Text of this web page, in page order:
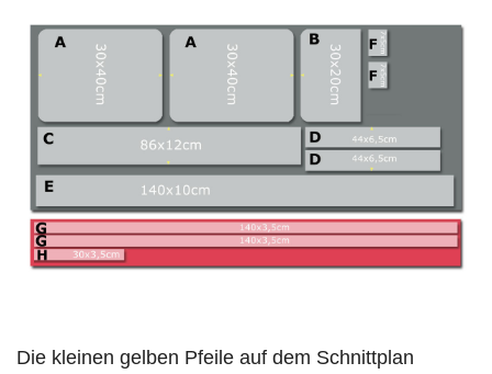
Die kleinen gelben Pfeile auf dem Schnittplan